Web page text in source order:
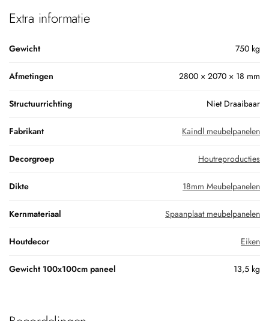
Extra informatie
Gewicht 750 kg
Afmetingen 2800 × 2070 × 18 mm
Structuurrichting Niet Draaibaar
Fabrikant Kaindl meubelpanelen
Decorgroep Houtreproducties
Dikte 18mm Meubelpanelen
Kernmateriaal Spaanplaat meubelpanelen
Houtdecor Eiken
Gewicht 100x100cm paneel 13,5 kg